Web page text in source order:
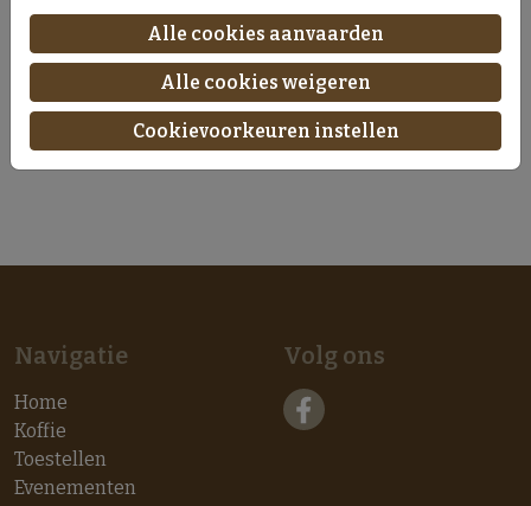
verhuur koffiestand
Vraag offerte aan
Navigatie
Home
Koffie
Toestellen
Evenementen
Volg ons
Alle cookies aanvaarden
Alle cookies weigeren
Cookievoorkeuren instellen